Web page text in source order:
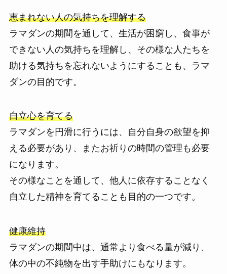
恵まれない人の気持ちを理解する
ラマダンの期間を通して、生活が困窮し、食事が
できない人の気持ちを理解し、その様な人たちを
助ける気持ちを忘れないようにすることも、ラマ
ダンの目的です。
自立心を育てる
ラマダンを円滑に行うには、自分自身の欲望を抑
える必要があり、またお祈りの時間の管理も必要
になります。
その様なことを通して、他人に依存することなく
自立した精神を育てることも目的の一つです。
健康維持
ラマダンの期間中は、通常より食べる量が減り、
体の中の不純物を出す手助けにもなります。